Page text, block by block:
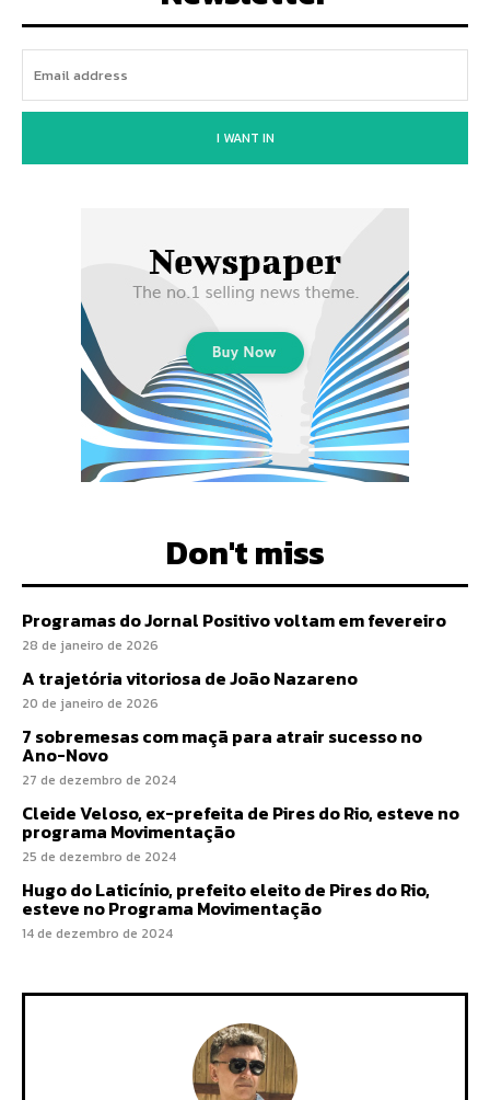
I WANT IN
Don't miss
Programas do Jornal Positivo voltam em fevereiro
28 de janeiro de 2026
A trajetória vitoriosa de João Nazareno
20 de janeiro de 2026
7 sobremesas com maçã para atrair sucesso no
Ano-Novo
27 de dezembro de 2024
Cleide Veloso, ex-prefeita de Pires do Rio, esteve no
programa Movimentação
25 de dezembro de 2024
Hugo do Laticínio, prefeito eleito de Pires do Rio,
esteve no Programa Movimentação
14 de dezembro de 2024